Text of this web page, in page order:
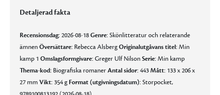
Detaljerad fakta
Recensionsdag:2026-08-18Genre:Skönlitteratur och relaterande
ämnenÖversättare: Rebecca AlsbergOriginalutgåvans titel:Min
kamp 1 Omslagsformgivare:Greger Ulf NilsonSerie:Min kamp
Thema-kod: Biografiska romanerAntal sidor:443Mått: 133 x 206 x
27 mmVikt:354 g Format (utgivningsdatum):Storpocket,